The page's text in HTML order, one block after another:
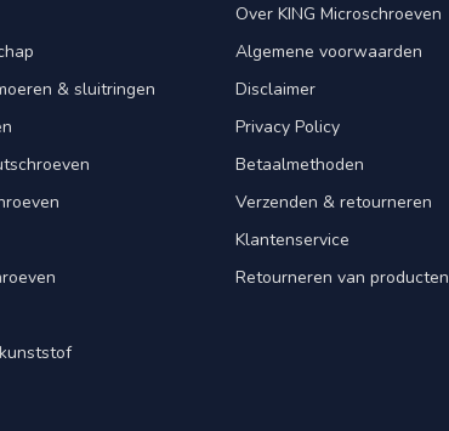
& sluitringen
Over KING Microschroeven
Algemene voorwaarden
Disclaimer
Privacy Policy
Betaalmethoden
Verzenden & retourneren
Klantenservice
Retourneren van producten